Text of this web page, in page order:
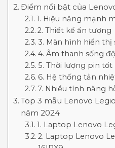
Điểm nổi bật của
1. Hiệu năng mạnh
2. Thiết kế ấn tượng
3. Màn hình hiển thị
4. Âm thanh sống
5. Thời lượng pin tốt
6. Hệ thống tản
7. Nhiều tính năng
Top 3 mẫu Lenovo
năm 2024
1. Laptop Lenovo
2. Laptop Lenovo